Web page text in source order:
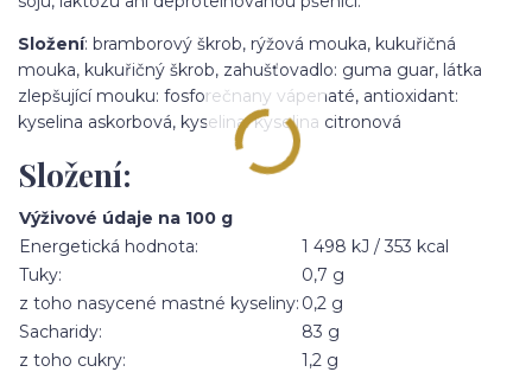
Složení: bramborový škrob, rýžová mouka, kukuřičná
mouka, kukuřičný škrob, zahušťovadlo: guma guar, látka
zlepšující mouku: fosforečnany vápenaté, antioxidant:
kyselina askorbová, kyselina: kyselina citronová
Složení:
Výživové údaje na 100 g
Energetická hodnota:
1 498 kJ / 353 kcal
Tuky:
0,7 g
z toho nasycené mastné kyseliny: 0,2 g
Sacharidy:
83 g
z toho cukry:
1,2 g